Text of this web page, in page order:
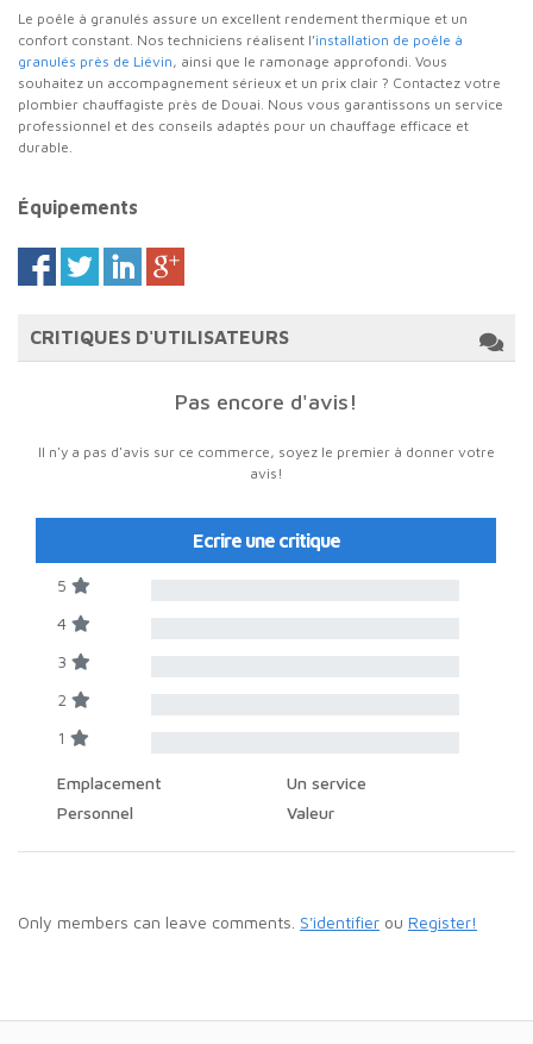
Le poêle à granulés assure un excellent rendement thermique et un
confort constant. Nos techniciens réalisent l’installation de poêle à
granulés près de Liévin, ainsi que le ramonage approfondi. Vous
souhaitez un accompagnement sérieux et un prix clair ? Contactez votre
plombier chauffagiste près de Douai. Nous vous garantissons un service
professionnel et des conseils adaptés pour un chauffage efficace et
durable.
Équipements
CRITIQUES D'UTILISATEURS
Pas encore d'avis!
Il n'y a pas d'avis sur ce commerce, soyez le premier à donner votre
avis!
Ecrire une critique
5
4
3
2
1
Emplacement
Un service
Personnel
Valeur
Only members can leave comments. S'identifier ou Register!